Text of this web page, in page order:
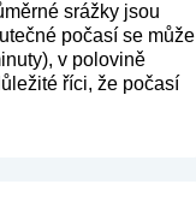
srážky jsou
počasí se může
v polovině
říci, že počasí